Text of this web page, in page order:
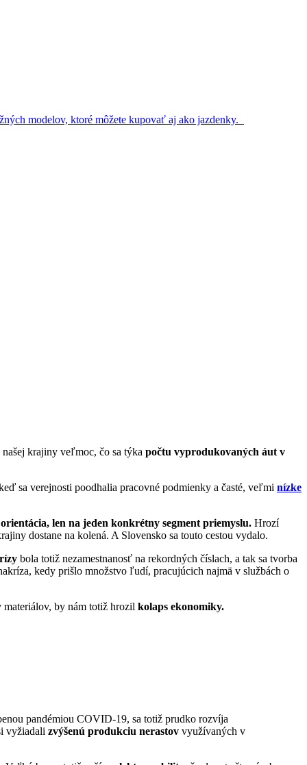
modelov, ktoré môžete kupovať aj ako jazdenky.
našej krajiny veľmoc, čo sa týka počtu vyprodukovaných áut v
sa verejnosti poodhalia pracovné podmienky a časté, veľmi nízke
len na jeden konkrétny segment priemyslu. Hrozí
dostane na kolená. A Slovensko sa touto cestou vydalo.
bola totiž nezamestnanosť na rekordných číslach, a tak sa tvorba
kedy prišlo množstvo ľudí, pracujúcich najmä v službách o
by nám totiž hrozil kolaps ekonomiky.
pandémiou COVID-19, sa totiž prudko rozvíja
vyžiadali zvýšenú produkciu nerastov využívaných v